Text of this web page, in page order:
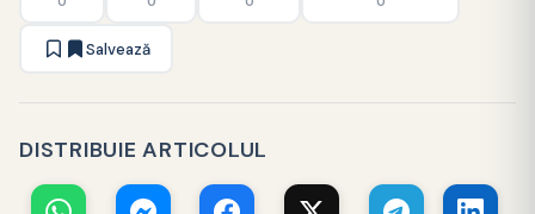
Salvează
DISTRIBUIE ARTICOLUL